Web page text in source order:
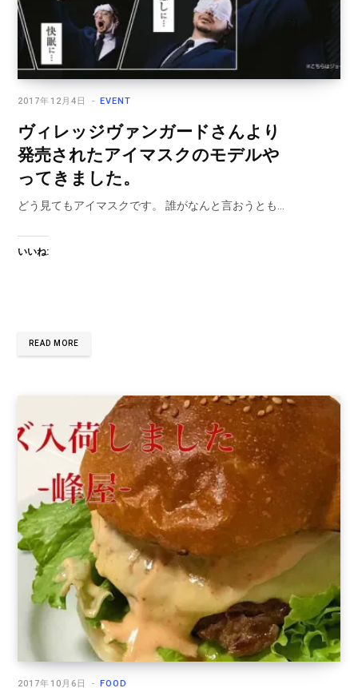
EVENT
2017年12月4日
ヴィレッジヴァンガードさんより
発売されたアイマスクのモデルや
ってきました。
どう見てもアイマスクです。 誰がなんと言おうとも…
いいね:
READ MORE
FOOD
2017年10月6日